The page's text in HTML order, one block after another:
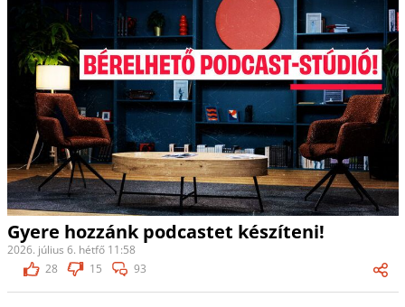
Gyere hozzánk podcastet készíteni!
2026. július 6. hétfő 11:58
28
15 93